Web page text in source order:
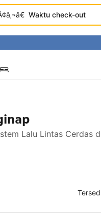
Waktu check-out
Lalu Lintas